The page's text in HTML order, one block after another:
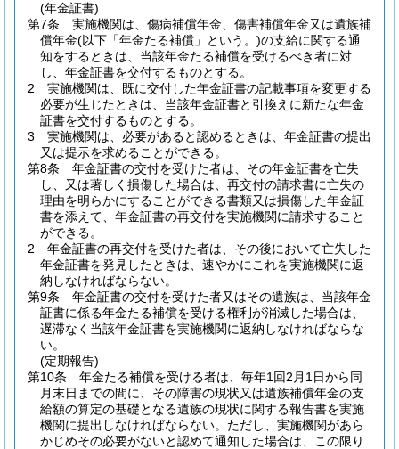
(年金証書)
第7条
実施機関は、傷病補償年金、傷害補償年金又は遺族補
償年金(以下「年金たる補償」という。)の支給に関する通
知をするときは、当該年金たる補償を受けるべき者に対
し、年金証書を交付するものとする。
2
実施機関は、既に交付した年金証書の記載事項を変更する
必要が生じたときは、当該年金証書と引換えに新たな年金
証書を交付するものとする。
3
実施機関は、必要があると認めるときは、年金証書の提出
又は提示を求めることができる。
第8条
年金証書の交付を受けた者は、その年金証書を亡失
し、又は著しく損傷した場合は、再交付の請求書に亡失の
理由を明らかにすることができる書類又は損傷した年金証
書を添えて、年金証書の再交付を実施機関に請求すること
ができる。
2
年金証書の再交付を受けた者は、その後において亡失した
年金証書を発見したときは、速やかにこれを実施機関に返
納しなければならない。
第9条
年金証書の交付を受けた者又はその遺族は、当該年金
証書に係る年金たる補償を受ける権利が消滅した場合は、
遅滞なく当該年金証書を実施機関に返納しなければならな
い。
(定期報告)
第10条
年金たる補償を受ける者は、毎年1回2月1日から同
月末日までの間に、その障害の現状又は遺族補償年金の支
給額の算定の基礎となる遺族の現状に関する報告書を実施
機関に提出しなければならない。 ただし、実施機関があら
かじめその必要がないと認めて通知した場合は、この限り